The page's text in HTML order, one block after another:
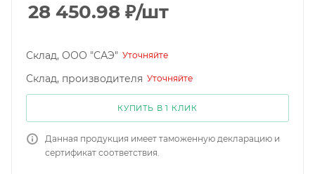
28 450.98 ₽/шт
Склад, ООО "САЭ" Уточняйте
Склад, производителя Уточняйте
КУПИТЬ В 1 КЛИК
Данная продукция имеет таможенную декларацию и
сертификат соответствия.